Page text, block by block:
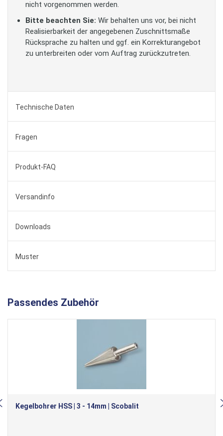
nicht vorgenommen werden.
Bitte beachten Sie: Wir behalten uns vor, bei nicht
Realisierbarkeit der angegebenen Zuschnittsmaße
Rücksprache zu halten und ggf. ein Korrekturangebot
zu unterbreiten oder vom Auftrag zurückzutreten.
Technische Daten
Fragen
Produkt-FAQ
Versandinfo
Downloads
Muster
Passendes Zubehör
Kegelbohrer HSS | 3 - 14mm | Scobalit